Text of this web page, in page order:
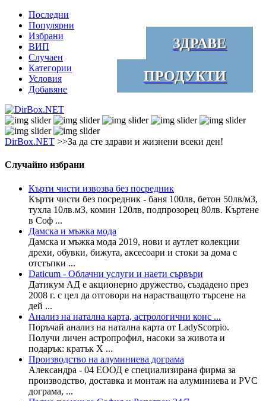
Последни
Популярни
Избрани
ВИП
Случаен
Категории
Условия
Добавяне
ЗДРАВЕ
ПРОДУКТИ
DirBox.NET >>За да сте здрави и жизнени всеки ден!
Случайно избрани
Кърти чисти извозва без посредник
Кърти чисти без посредник - баня 100лв, бетон 50лв/м3,
тухла 10лв.м3, комин 120лв, подпрозорец 80лв. Къртене
в Соф ...
Дамска и мъжка мода
Дамска и мъжка мода 2019, нови и аутлет колекции
дрехи, обувки, бижута, аксесоари и стоки за дома с
отстъпки ...
Daticum - Облачни услуги и наети сървъри
Датикум АД е акционерно дружество, създадено през
2008 г. с цел да отговори на нарастващото търсене на
дей ...
Aнализ на натална карта, астрологични конс ...
Поръчай анализ на натална карта от LadyScorpio.
Получи личен астропрофил, насоки за живота и
подарък: кратък Х ...
Производство на алуминиева дограма
Александра - 04 ЕООД е специализирана фирма за
производство, доставка и монтаж на алуминиева и PVC
дограма, ...